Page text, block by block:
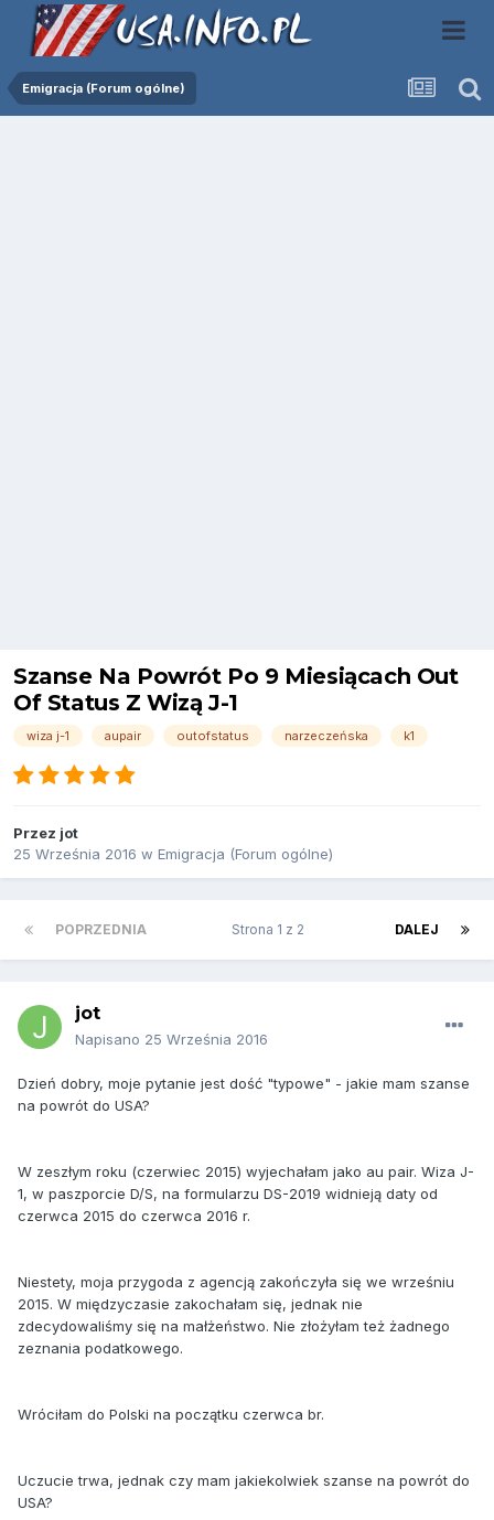
Emigracja (Forum ogólne)
Szanse Na Powrót Po 9 Miesiącach Out
Of Status Z Wizą J-1
wiza j-1 aupair outofstatus narzeczeńska k1
Przez jot
25 Września 2016 w Emigracja (Forum ogólne)
POPRZEDNIA DALEJ
Strona 1 z 2
jot
Napisano 25 Września 2016
Dzień dobry, moje pytanie jest dość "typowe" - jakie mam szanse
na powrót do USA?
W zeszłym roku (czerwiec 2015) wyjechałam jako au pair. Wiza J-
1, w paszporcie D/S, na formularzu DS-2019 widnieją daty od
czerwca 2015 do czerwca 2016 r.
Niestety, moja przygoda z agencją zakończyła się we wrześniu
2015. W międzyczasie zakochałam się, jednak nie
zdecydowaliśmy się na małżeństwo. Nie złożyłam też żadnego
zeznania podatkowego.
Wróciłam do Polski na początku czerwca br.
Uczucie trwa, jednak czy mam jakiekolwiek szanse na powrót do
USA?